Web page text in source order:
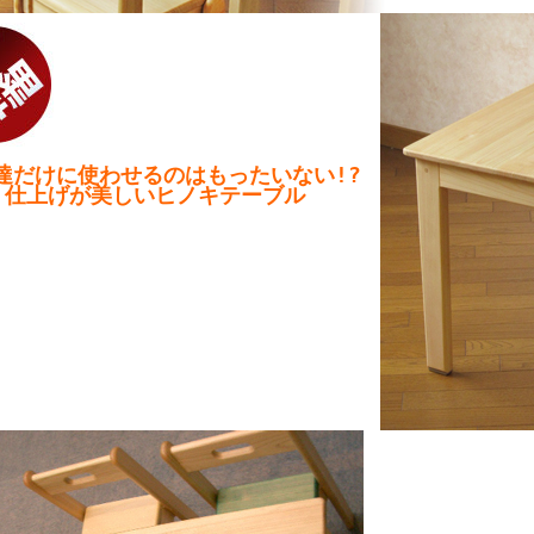
だけに使わせるのはもったいない!?
仕上げが美しいヒノキテーブル